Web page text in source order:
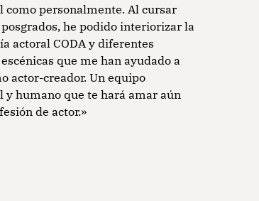
como personalmente. Al cursar
posgrados, he podido interiorizar la
actoral CODA y diferentes
que me han ayudado a
actor-creador. Un equipo
y humano que te hará amar aún
de actor.»